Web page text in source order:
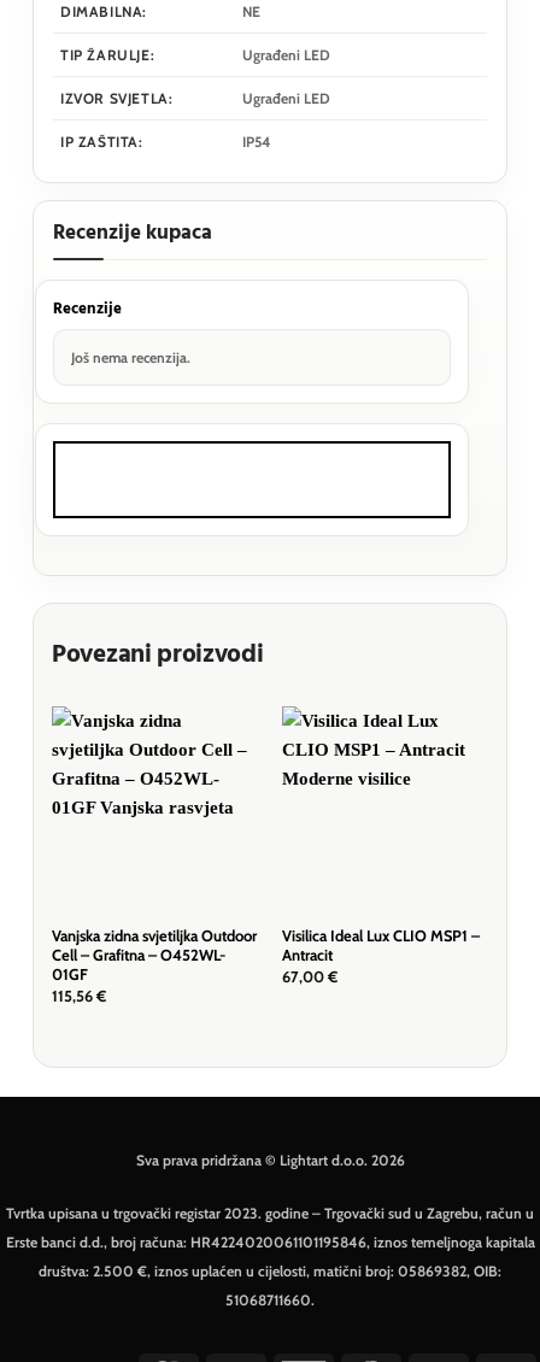
DIMABILNA: NE
TIP ŽARULJE: Ugrađeni LED
IZVOR SVJETLA: Ugrađeni LED
IP ZAŠTITA: IP54
Recenzije kupaca
Recenzije
Još nema recenzija.
Povezani proizvodi
Vanjska zidna svjetiljka Outdoor
Cell – Grafitna – O452WL-
01GF
115,56 €
Visilica Ideal Lux CLIO MSP1 –
Antracit
67,00 €
Sva prava pridržana © Lightart d.o.o. 2026
Tvrtka upisana u trgovački registar 2023. godine – Trgovački sud u Zagrebu, račun u
Erste banci d.d., broj računa: HR4224020061101195846, iznos temeljnoga kapitala
društva: 2.500 €, iznos uplaćen u cijelosti, matični broj: 05869382, OIB:
51068711660.